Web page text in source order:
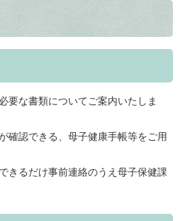
要な書類についてご案内いたしま
確認できる、母子健康手帳等をご用
るだけ事前連絡のうえ母子保健課